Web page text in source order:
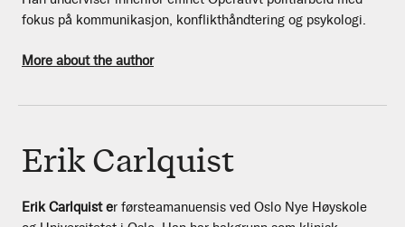
fokus på kommunikasjon, konflikthåndtering og psykologi.
More about the author
Erik Carlquist
Erik Carlquist er førsteamanuensis ved Oslo Nye Høyskole